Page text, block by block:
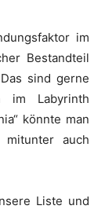
im
Bestandteil
sind gerne
im Labyrinth
könnte man
mitunter auch
Liste und